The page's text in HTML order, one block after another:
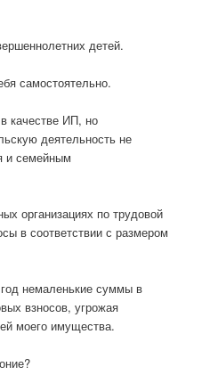
детей.
самостоятельно.
качестве ИП, но
деятельность не
и семейным
организациях по трудовой
в соответствии с размером
немаленькие суммы в
взносов, угрожая
моего имущества.